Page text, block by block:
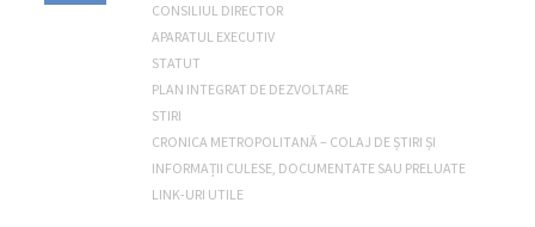
CONSILIUL DIRECTOR
APARATUL EXECUTIV
STATUT
PLAN INTEGRAT DE DEZVOLTARE
STIRI
CRONICA METROPOLITANĂ – COLAJ DE ȘTIRI ȘI
INFORMAȚII CULESE, DOCUMENTATE SAU PRELUATE
LINK-URI UTILE